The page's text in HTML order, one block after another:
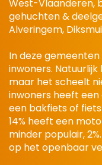
West-Vlaanderen,
gehuchten &
Alveringem,
In deze gemeenten
inwoners.
maar het scheelt
inwoners heeft een
een bakfiets of
14% heeft een
minder populair,
op het openbaar